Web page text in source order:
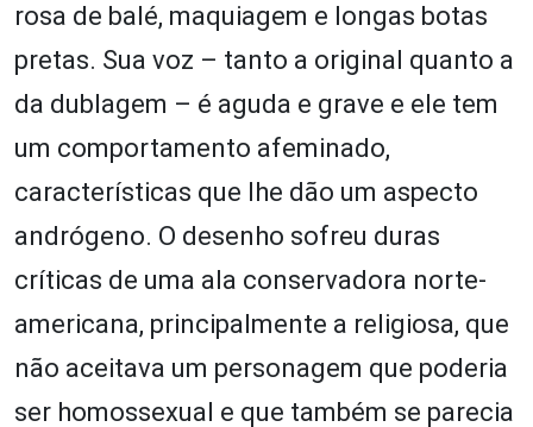
rosa de balé, maquiagem e longas botas
pretas. Sua voz – tanto a original quanto a
da dublagem – é aguda e grave e ele tem
um comportamento afeminado,
características que lhe dão um aspecto
andrógeno. O desenho sofreu duras
críticas de uma ala conservadora norte-
americana, principalmente a religiosa, que
não aceitava um personagem que poderia
ser homossexual e que também se parecia